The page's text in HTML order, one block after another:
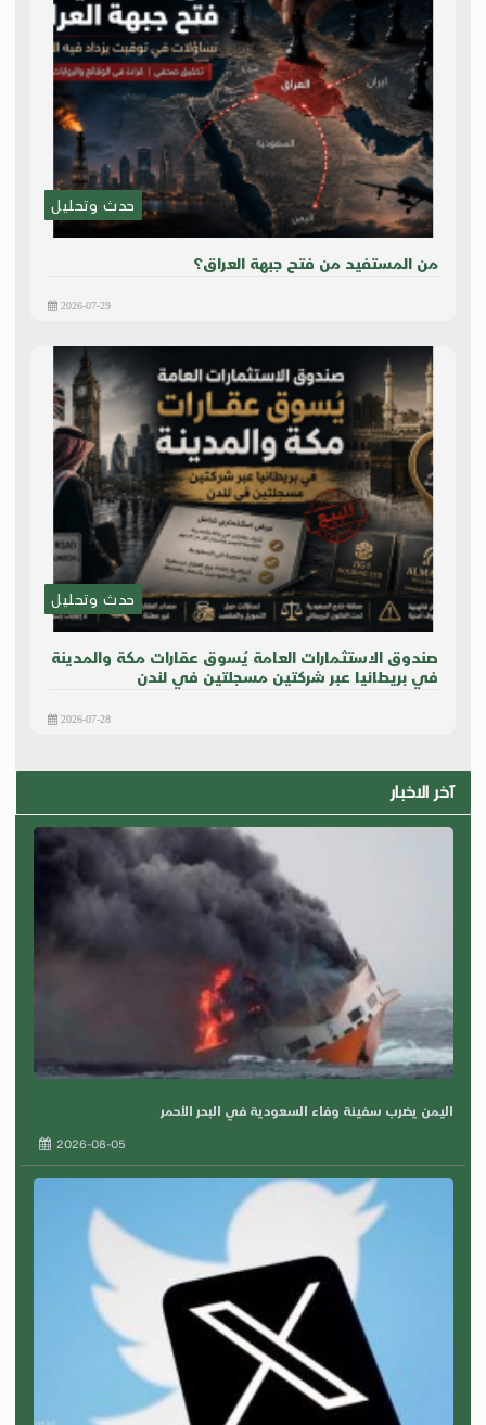
حدث وتحليل
من المستفيد من فتح جبهة العراق؟
2026-07-29
حدث وتحليل
صندوق الاستثمارات العامة يُسوق عقارات مكة والمدينة
في بريطانيا عبر شركتين مسجلتين في لندن
2026-07-28
آخر الاخبار
اليمن يضرب سفينة وفاء السعودية في البحر الأحمر
2026-08-05